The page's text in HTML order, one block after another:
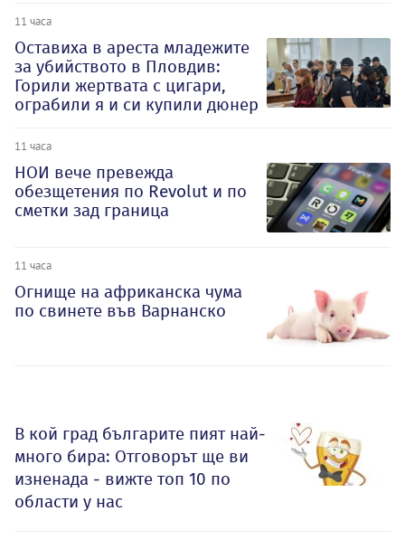
11 часа
Оставиха в ареста младежите
за убийството в Пловдив:
Горили жертвата с цигари,
ограбили я и си купили дюнер
11 часа
НОИ вече превежда
обезщетения по Revolut и по
сметки зад граница
11 часа
Огнище на африканска чума
по свинете във Варнанско
В кой град българите пият най-
много бира: Отговорът ще ви
изненада - вижте топ 10 по
области у нас